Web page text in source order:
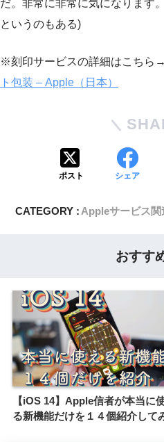
だ。非常に非常に気になります
というのもある)
※刻印サービスの詳細はこちら→
ト包装 – Apple（日本）
ポスト シェア
CATEGORY : Appleサービス関
おすす
【iOS 14】Apple信者が本当に
る新機能だけを１４個紹介して